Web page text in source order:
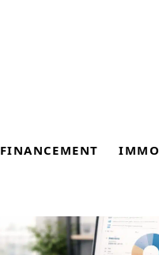
FINANCEMENT IMMO